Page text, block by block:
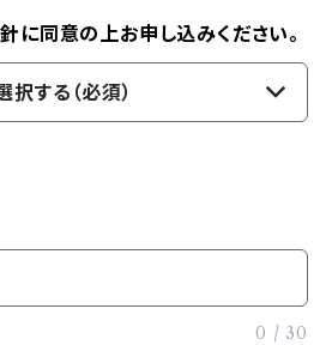
に同意の上お申し込みください。
択する（必須）
0 / 30